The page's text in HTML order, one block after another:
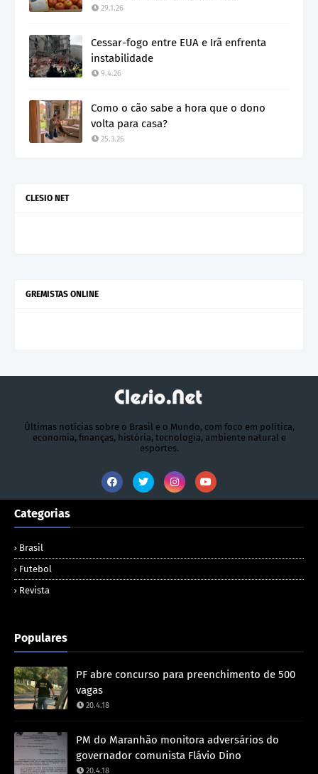
29.1.26
Cessar-fogo entre EUA e Irã enfrenta
instabilidade
9.4.26
Como o cão sabe a hora que o dono
volta para casa?
25.3.26
CLESIO NET
GREMISTAS ONLINE
Últimas notícias sobre o Brasil e o Mundo, com foco em política,
economia, finanças, história, tecnologia, ambiente natural e
esportes.
Categorias
Brasil
Futebol
Revista
Populares
PF abre concurso para preenchimento de 500
vagas
20.4.18
PM do Maranhão monitora adversários do
governador comunista Flávio Dino
20.4.18